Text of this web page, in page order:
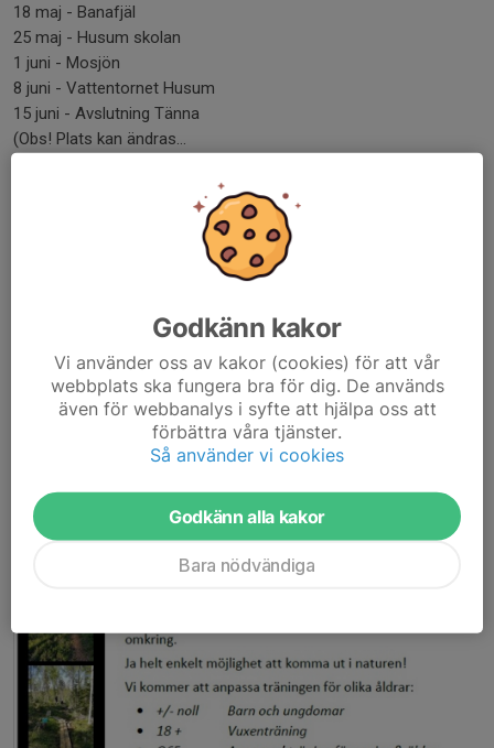
18 maj - Banafjäl
25 maj - Husum skolan
1 juni - Mosjön
8 juni - Vattentornet Husum
15 juni - Avslutning Tänna
(Obs! Plats kan ändras...
Nu startar vår träningverksamhet!
1 kommentar
Godkänn kakor
Vi använder oss av kakor (cookies) för att vår
webbplats ska fungera bra för dig. De används
även för webbanalys i syfte att hjälpa oss att
förbättra våra tjänster.
Så använder vi cookies
Godkänn alla kakor
Bara nödvändiga